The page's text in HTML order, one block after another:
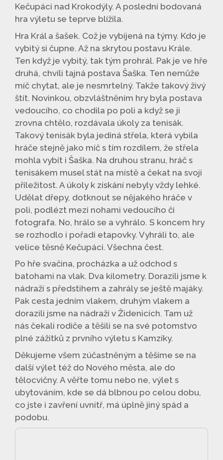
Kečupáci nad Krokodýly. A poslední bodovaná
hra výletu se teprve blížila.
Hra Král a šašek. Což je vybíjená na týmy. Kdo je
vybitý si čupne. Až na skrytou postavu Krále.
Ten když je vybitý, tak tým prohrál. Pak je ve hře
druhá, chvíli tajná postava Šaška. Ten nemůže
míč chytat, ale je nesmrtelný. Takže takový živý
štít. Novinkou, obzvláštněním hry byla postava
vedoucího, co chodila po poli a když se ji
zrovna chtělo, rozdávala úkoly za tenisák.
Takový tenisák byla jediná střela, která vybila
hráče stejně jako míč s tím rozdílem, že střela
mohla vybít i Šaška. Na druhou stranu, hráč s
tenisákem musel stát na místě a čekat na svoji
příležitost. A úkoly k získání nebyly vždy lehké.
Udělat dřepy, dotknout se nějakého hráče v
poli, podlézt mezi nohami vedoucího či
fotografa. No, hrálo se a vyhrálo. S koncem hry
se rozhodlo i pořadí etapovky. Vyhráli to, ale
velice těsně Kečupáci. Všechna čest.
Po hře svačina, procházka a už odchod s
batohami na vlak. Dva kilometry. Dorazili jsme k
nádraží s předstihem a zahrály se ještě majáky.
Pak cesta jedním vlakem, druhým vlakem a
dorazili jsme na nádraží v Židenicích. Tam už
nás čekali rodiče a těšili se na své potomstvo
plné zážitků z prvního výletu s Kamzíky.
Děkujeme všem zúčastněným a těšíme se na
další výlet též do Nového města, ale do
tělocvičny. A věřte tomu nebo ne, výlet s
ubytováním, kde se dá blbnou po celou dobu,
co jste i zavření uvnitř, má úplně jiný spád a
podobu.